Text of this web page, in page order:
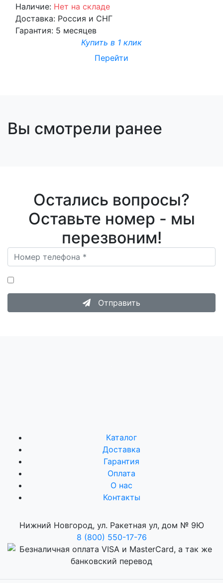
Наличие: Нет на складе
Доставка: Россия и СНГ
Гарантия: 5 месяцев
Купить в 1 клик
Перейти
Вы смотрели ранее
Остались вопросы?
Оставьте номер - мы
перезвоним!
Отправить
Каталог
Доставка
Гарантия
Оплата
О нас
Контакты
Нижний Новгород, ул. Ракетная ул, дом № 9Ю
8 (800) 550-17-76